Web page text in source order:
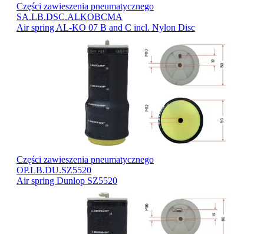
Części zawieszenia pneumatycznego
SA.LB.DSC.ALKOBCMA
Air spring AL-KO 07 B and C incl. Nylon Disc
Części zawieszenia pneumatycznego
OP.LB.DU.SZ5520
Air spring Dunlop SZ5520